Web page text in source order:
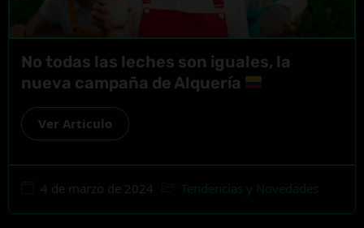
No todas las leches son iguales, la
nueva campaña de Alquería
4 de marzo de 2024 Tendencias y Novedades
Ver Articulo